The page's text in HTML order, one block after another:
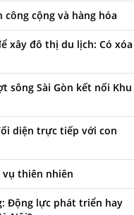
cộng và hàng hóa
xây đô thị du lịch: Có xóa
sông Sài Gòn kết nối Khu
diện trực tiếp với con
vụ thiên nhiên
Động lực phát triển hay